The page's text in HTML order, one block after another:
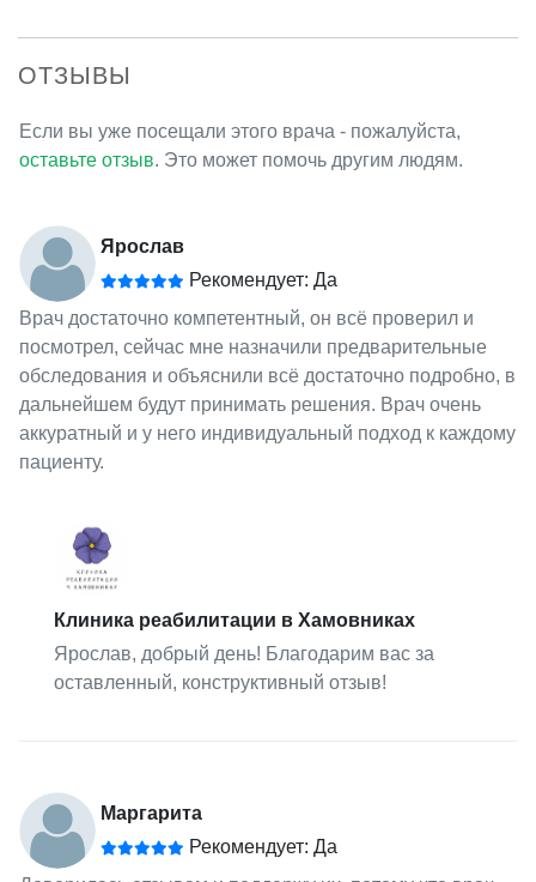
ОТЗЫВЫ
Если вы уже посещали этого врача - пожалуйста,
оставьте отзыв. Это может помочь другим людям.
Ярослав
Рекомендует: Да
Врач достаточно компетентный, он всё проверил и
посмотрел, сейчас мне назначили предварительные
обследования и объяснили всё достаточно подробно, в
дальнейшем будут принимать решения. Врач очень
аккуратный и у него индивидуальный подход к каждому
пациенту.
Клиника реабилитации в Хамовниках
Ярослав, добрый день! Благодарим вас за
оставленный, конструктивный отзыв!
Маргарита
Рекомендует: Да